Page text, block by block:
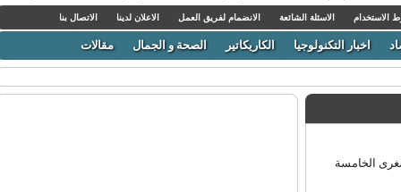
الاسئلة الشائعة الانضمام لفريق العمل الاعلان لدينا الاتصال بنا
اخبار التكنولوجيا الكاريكاتير الصحة و الجمال مقالات
الخامسة